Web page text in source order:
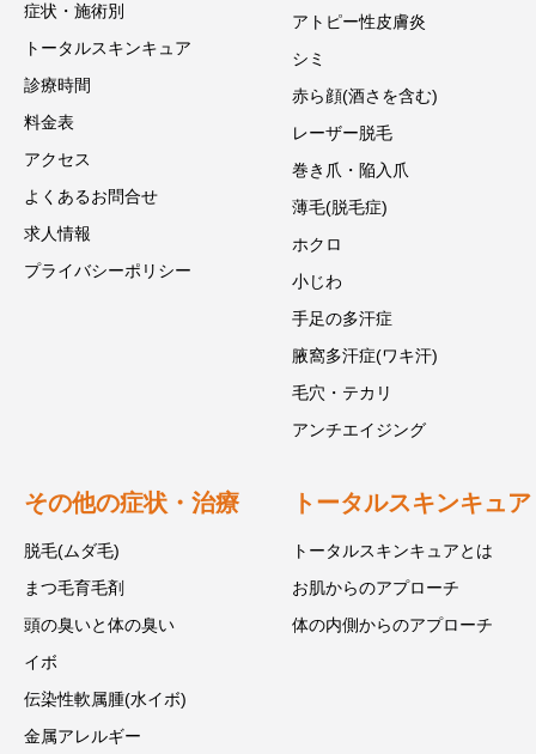
症状・施術別
トータルスキンキュア
診療時間
料金表
アクセス
よくあるお問合せ
求人情報
プライバシーポリシー
アトピー性皮膚炎
シミ
赤ら顔(酒さを含む)
レーザー脱毛
巻き爪・陥入爪
薄毛(脱毛症)
ホクロ
小じわ
手足の多汗症
腋窩多汗症(ワキ汗)
毛穴・テカリ
アンチエイジング
その他の症状・治療
脱毛(ムダ毛)
まつ毛育毛剤
頭の臭いと体の臭い
イボ
伝染性軟属腫(水イボ)
金属アレルギー
トータルスキンキュア
トータルスキンキュアとは
お肌からのアプローチ
体の内側からのアプローチ